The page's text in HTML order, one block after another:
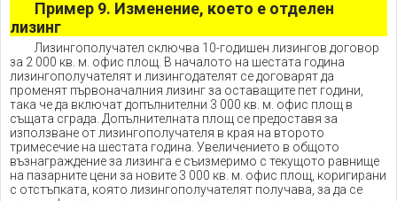
Пример 9. Изменение, което е отделен
лизинг
Лизингополучател сключва 10-годишен лизингов договор
за 2 000 кв. м. офис площ. В началото на шестата година
лизингополучателят и лизингодателят се договарят да
променят първоначалния лизинг за оставащите пет години,
така че да включат допълнителни 3 000 кв. м. офис площ в
същата сграда. Допълнителната площ се предоставя за
използване от лизингополучателя в края на второто
тримесечие на шестата година. Увеличението в общото
възнаграждение за лизинга е съизмеримо с текущото равнище
на пазарните цени за новите 3 000 кв. м. офис площ, коригирани
с отстъпката, която лизингополучателят получава, за да се